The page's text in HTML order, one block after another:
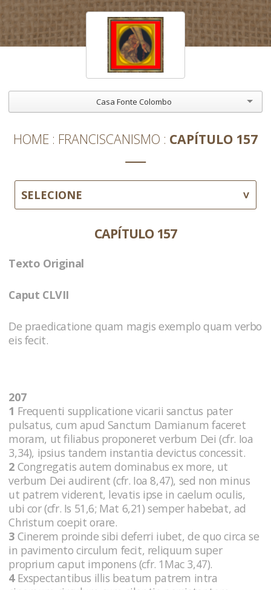
Casa Fonte Colombo
HOME FRANCISCANISMO CAPÍTULO 157
SELECIONE
CAPÍTULO 157
Texto Original
Caput CLVII
De praedicatione quam magis exemplo quam verbo
eis fecit.
207
1 Frequenti supplicatione vicarii sanctus pater
pulsatus, cum apud Sanctum Damianum faceret
moram, ut filiabus proponeret verbum Dei (cfr. Ioa
3,34), ipsius tandem instantia devictus concessit.
2 Congregatis autem dominabus ex more, ut
verbum Dei audirent (cfr. Ioa 8,47), sed non minus
ut patrem viderent, levatis ipse in caelum oculis,
ubi cor (cfr. Is 51,6; Mat 6,21) semper habebat, ad
Christum coepit orare.
3 Cinerem proinde sibi deferri iubet, de quo circa se
in pavimento circulum fecit, reliquum super
proprium caput imponens (cfr. 1Mac 3,47).
4Exspectantibus illis beatum patrem intra